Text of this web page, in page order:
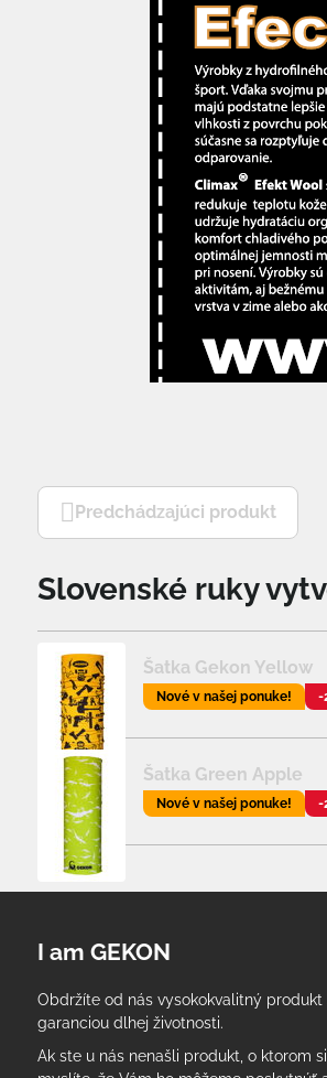
Predchádzajúci produkt
Slovenské ruky
Šatka Gekon Yellow
Nové v našej ponuke! -
Šatka Green Apple
Nové v našej ponuke! -
I am GEKON
Obdržíte od nás vysokokvalitný produkt
garanciou dlhej životnosti.
Ak ste u nás nenašli produkt, o ktorom si